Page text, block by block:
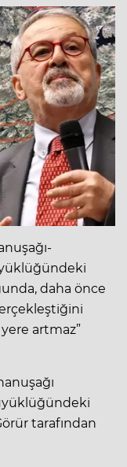
daha önce
artmaz”
tarafından